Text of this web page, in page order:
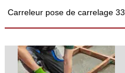
Carreleur pose de carrelage 33